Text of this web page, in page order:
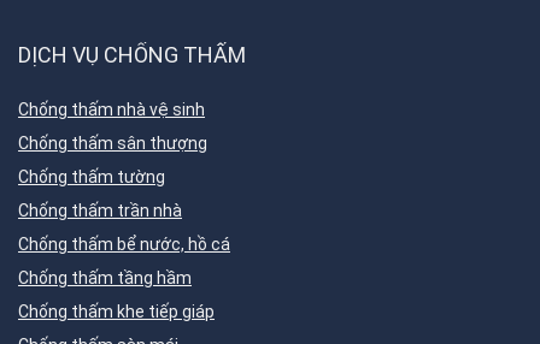
DỊCH VỤ CHỐNG THẤM
Chống thấm nhà vệ sinh
Chống thấm sân thượng
Chống thấm tường
Chống thấm trần nhà
Chống thấm bể nước, hồ cá
Chống thấm tầng hầm
Chống thấm khe tiếp giáp